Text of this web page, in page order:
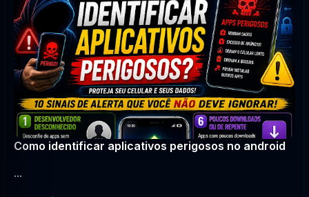
Como identificar aplicativos perigosos no android
...